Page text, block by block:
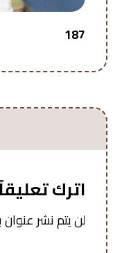
187
اترك تعليقاً
لن يتم نشر عنوان